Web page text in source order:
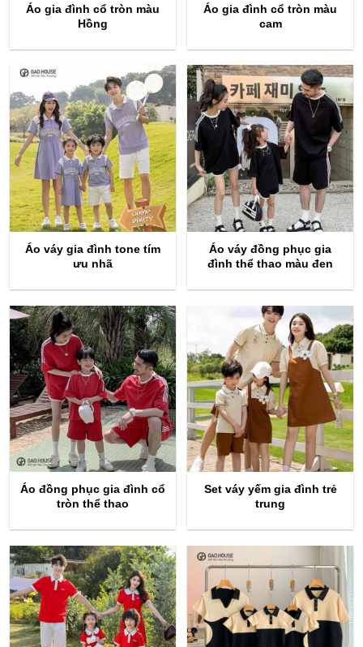
Áo gia đình cổ tròn màu
Hồng
Áo gia đình cổ tròn màu
cam
Áo váy gia đình tone tím
ưu nhã
Áo váy đồng phục gia
đình thể thao màu đen
Áo đồng phục gia đình cổ
tròn thể thao
Set váy yếm gia đình trẻ
trung